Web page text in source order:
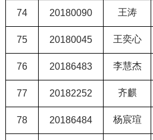
74 20180090 王涛
75 20180045 王奕心
76 20186483 李慧杰
77 20182252 齐麒
78 20186484 杨宸瑄